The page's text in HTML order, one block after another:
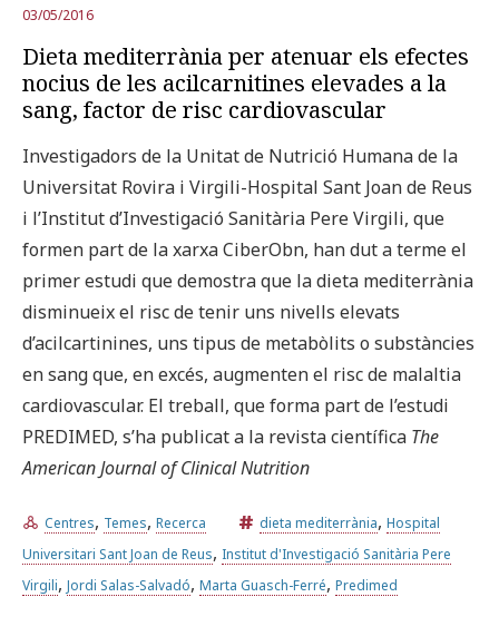
03/05/2016
Dieta mediterrània per atenuar els efectes
nocius de les acilcarnitines elevades a la
sang, factor de risc cardiovascular
Investigadors de la Unitat de Nutrició Humana de la
Universitat Rovira i Virgili-Hospital Sant Joan de Reus
i l’Institut d’Investigació Sanitària Pere Virgili, que
formen part de la xarxa CiberObn, han dut a terme el
primer estudi que demostra que la dieta mediterrània
disminueix el risc de tenir uns nivells elevats
d’acilcartinines, uns tipus de metabòlits o substàncies
en sang que, en excés, augmenten el risc de malaltia
cardiovascular. El treball, que forma part de l’estudi
PREDIMED, s’ha publicat a la revista científica The
American Journal of Clinical Nutrition
Centres, Temes, Recerca dieta mediterrània, Hospital
Universitari Sant Joan de Reus, Institut d'Investigació Sanitària Pere
Virgili, Jordi Salas-Salvadó, Marta Guasch-Ferré, Predimed